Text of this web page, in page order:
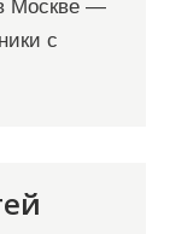
Москве —
с